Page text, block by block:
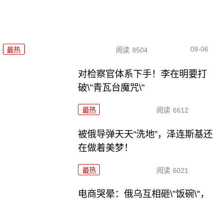
最热 阅读 8504 08-06
对检察官体系下手！李在明要打
破\"青瓦台魔咒\"
最热 阅读 6612
被俄导弹天天“洗地”，泽连斯基还
在做着美梦！
最热 阅读 6021
电商哭晕：俄乌互相砸\"饭碗\"，